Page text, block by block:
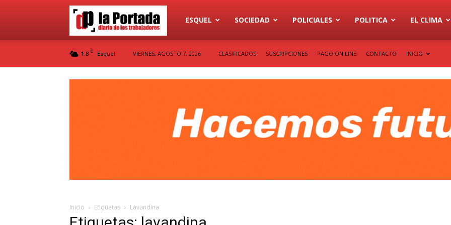
Diario
ESQUEL SOCIEDAD POLICIALES POLITICA EL CLIMA
1.8 C Esquel VIERNES, AGOSTO 7, 2026 CLASIFICADOS SUSCRIPCIONES PAGO ON LINE CONTACTO INICIO
Inicio Etiquetas Lavandina